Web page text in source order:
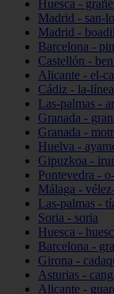
Huesca -
Madrid - san-
Madrid -
Barcelona -
Castellón -
Alicante - el-
Cádiz - la-
Las-palmas -
Granada -
Granada -
Huelva -
Gipuzkoa -
Pontevedra -
Málaga -
Las-palmas -
Soria - soria
Huesca -
Barcelona -
Girona -
Asturias -
Alicante -